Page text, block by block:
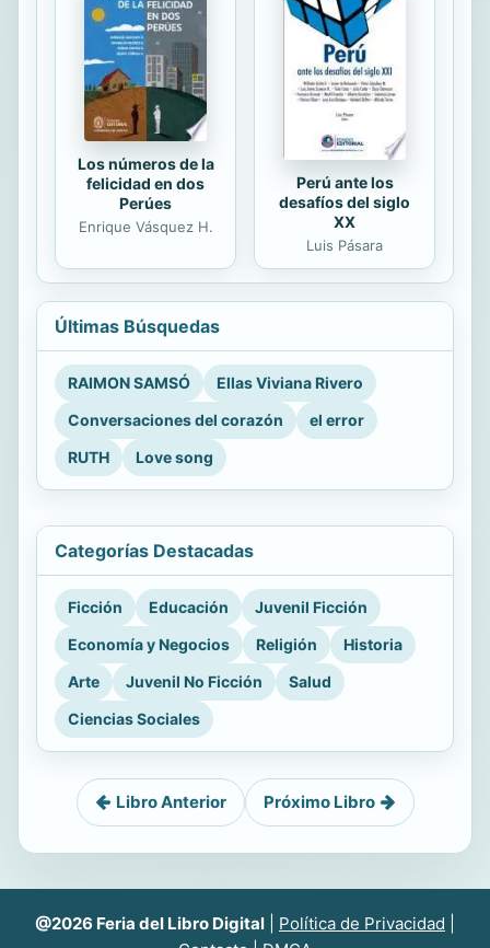
Los números de la
felicidad en dos
Perúes
Enrique Vásquez H.
Perú ante los
desafíos del siglo
XX
Luis Pásara
Últimas Búsquedas
RAIMON SAMSÓ
Ellas Viviana Rivero
Conversaciones del corazón
el error
RUTH
Love song
Categorías Destacadas
Ficción Educación
Juvenil Ficción
Economía y Negocios
Religión
Historia
Arte
Juvenil No Ficción
Salud
Ciencias Sociales
Libro Anterior Próximo Libro
@2026 Feria del Libro Digital Política de Privacidad